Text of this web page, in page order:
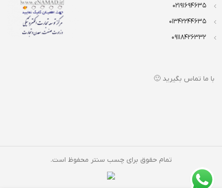
02191694635
01342244635
09118426332
با ما تماس بگیرید 🙂
تمام حقوق برای چسب سنتر محفوظ است.